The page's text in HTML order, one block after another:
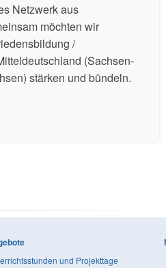
Netzwerk aus
möchten wir
/
(Sachsen-
stärken und bündeln.
und Projekttage